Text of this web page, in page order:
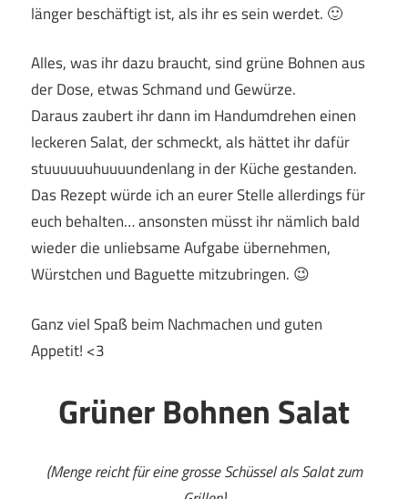
länger beschäftigt ist, als ihr es sein werdet. 🙂
Alles, was ihr dazu braucht, sind grüne Bohnen aus
der Dose, etwas Schmand und Gewürze.
Daraus zaubert ihr dann im Handumdrehen einen
leckeren Salat, der schmeckt, als hättet ihr dafür
stuuuuuuhuuuundenlang in der Küche gestanden.
Das Rezept würde ich an eurer Stelle allerdings für
euch behalten… ansonsten müsst ihr nämlich bald
wieder die unliebsame Aufgabe übernehmen,
Würstchen und Baguette mitzubringen. 😉
Ganz viel Spaß beim Nachmachen und guten
Appetit! <3
Grüner Bohnen Salat
(Menge reicht für eine grosse Schüssel als Salat zum